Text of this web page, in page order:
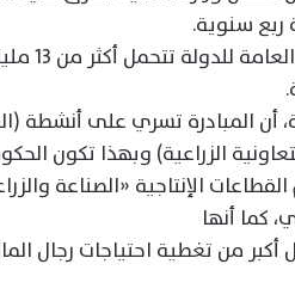
ربع سنوية.
وأوضح
أن المبادرة تسري على أنشطة
الزراعية) وبهذا تكون
الإنتاجية «الصناعة
كما أنها
من تغطية احتياجات رجال